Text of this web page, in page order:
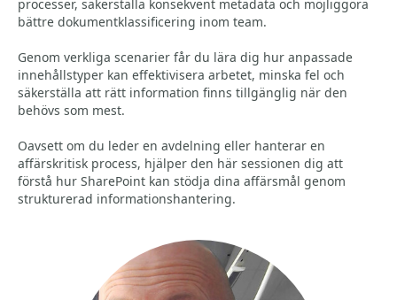
processer, säkerställa konsekvent metadata och möjliggöra
bättre dokumentklassificering inom team.
Genom verkliga scenarier får du lära dig hur anpassade
innehållstyper kan effektivisera arbetet, minska fel och
säkerställa att rätt information finns tillgänglig när den
behövs som mest.
Oavsett om du leder en avdelning eller hanterar en
affärskritisk process, hjälper den här sessionen dig att
förstå hur SharePoint kan stödja dina affärsmål genom
strukturerad informationshantering.